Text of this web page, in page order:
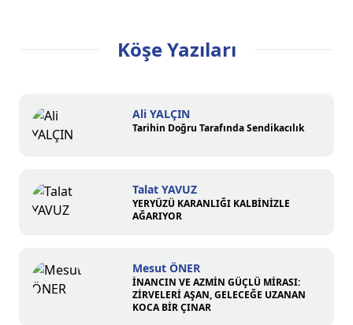
Köşe Yazıları
Ali YALÇIN
Tarihin Doğru Tarafında Sendikacılık
Talat YAVUZ
YERYÜZÜ KARANLIĞI KALBİNİZLE
AĞARIYOR
Mesut ÖNER
İNANCIN VE AZMİN GÜÇLÜ MİRASI:
ZİRVELERİ AŞAN, GELECEĞE UZANAN
KOCA BİR ÇINAR